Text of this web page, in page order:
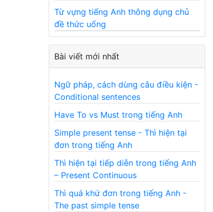
Từ vựng tiếng Anh thông dụng chủ
đề thức uống
Bài viết mới nhất
Ngữ pháp, cách dùng câu điều kiện -
Conditional sentences
Have To vs Must trong tiếng Anh
Simple present tense - Thì hiện tại
đơn trong tiếng Anh
Thì hiện tại tiếp diễn trong tiếng Anh
– Present Continuous
Thì quá khứ đơn trong tiếng Anh -
The past simple tense